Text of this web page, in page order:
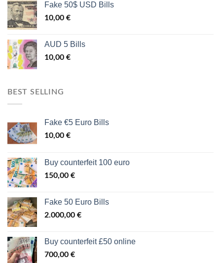
Fake 50$ USD Bills
10,00 €
AUD 5 Bills
10,00 €
BEST SELLING
Fake €5 Euro Bills
10,00 €
Buy counterfeit 100 euro
150,00 €
Fake 50 Euro Bills
2.000,00 €
Buy counterfeit £50 online
700,00 €